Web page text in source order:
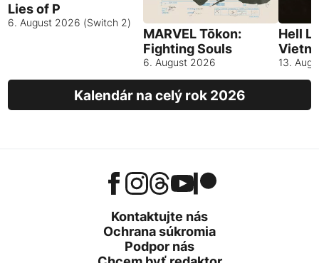
Lies of P
6. August 2026 (Switch 2)
MARVEL Tōkon:
Fighting Souls
6. August 2026
Hell
13.
Kalendár na celý rok 2026
Kontaktujte nás
Ochrana súkromia
Podpor nás